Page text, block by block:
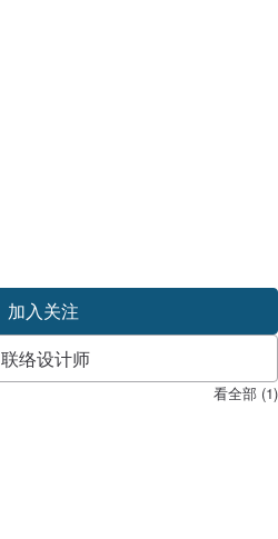
加入关注
联络设计师
看全部 (1)